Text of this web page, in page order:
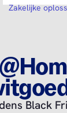
Zakelijke
Black